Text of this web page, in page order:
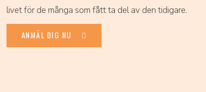
livet för de många som fått ta del av den tidigare.
ANMÄL DIG NU